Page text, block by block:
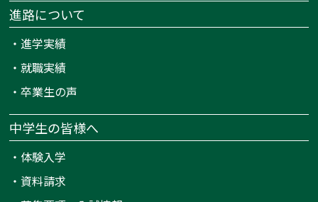
進路について
・進学実績
・就職実績
・卒業生の声
中学生の皆様へ
・ 体験入学
・ 資料請求